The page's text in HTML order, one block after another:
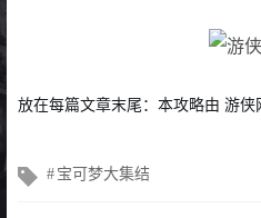
放在每篇文章末尾：本攻略由 游侠
文 宝可梦大集结